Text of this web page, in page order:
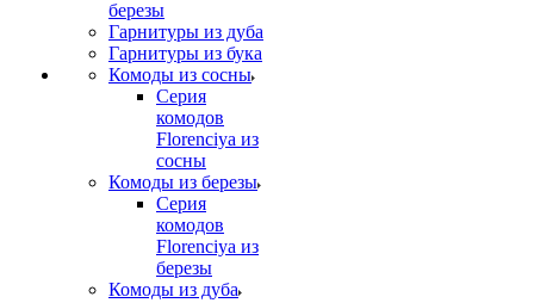
березы
Гарнитуры из дуба
Гарнитуры из бука
Комоды из сосны
Серия
комодов
Florenciya из
сосны
Комоды из березы
Серия
комодов
Florenciya из
березы
Комоды из дуба